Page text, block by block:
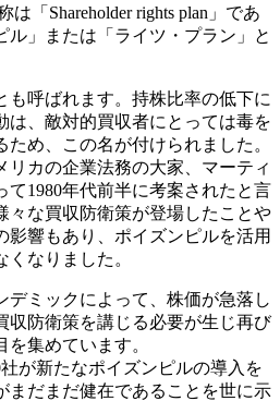
「Shareholder rights plan」であ
ル」または「ライツ・プラン」と
も呼ばれます。持株比率の低下に
は、敵対的買収者にとっては毒を
め、この名が付けられました。
リカの企業法務の大家、マーティ
て1980年代前半に考案されたと言
々な買収防衛策が登場したことや
影響もあり、ポイズンピルを活用
なりました。
デミックによって、株価が急落し
収防衛策を講じる必要が生じ再び
集めています。
が新たなポイズンピルの導入を
だまだ健在であることを世に示